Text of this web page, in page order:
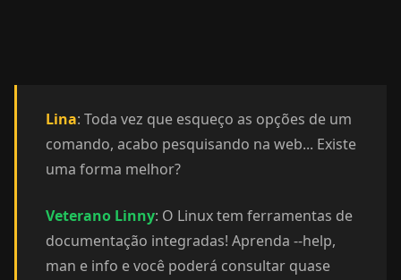
Lina: Toda vez que esqueço as opções de um
comando, acabo pesquisando na web... Existe
uma forma melhor?
Veterano Linny: O Linux tem ferramentas de
documentação integradas! Aprenda --help,
man e info e você poderá consultar quase